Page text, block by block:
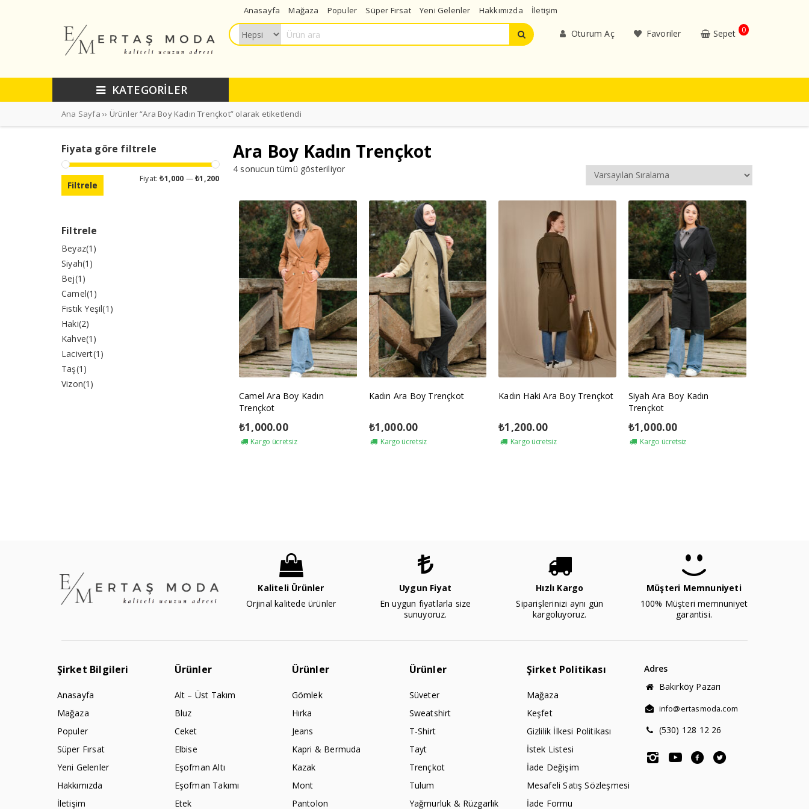
Anasayfa Mağaza Populer Süper Fırsat Yeni Gelenler Hakkımızda İletişim
Oturum Aç Favoriler Sepet 0
KATEGORİLER
Ana Sayfa ›› Ürünler “Ara Boy Kadın Trençkot” olarak etiketlendi
Fiyata göre filtrele
En
En
Filtrele
Fiyat:₺1,000 —₺1,200
Filtrele
Beyaz(1)
Siyah(1)
Bej(1)
Camel(1)
Fıstık Yeşil(1)
Haki(2)
Kahve(1)
Lacivert(1)
Taş(1)
Vizon(1)
Ara Boy Kadın Trençkot
4 sonucun tümü gösteriliyor
Camel Ara Boy Kadın
Trençkot
₺1,000.00
Kargo ücretsiz
Kadın Ara Boy Trençkot
₺1,000.00
Kargo ücretsiz
Kadın Haki Ara Boy Trençkot
₺1,200.00
Kargo ücretsiz
Siyah Ara Boy Kadın
Trençkot
₺1,000.00
Kargo ücretsiz
Kaliteli Ürünler
Orjinal kalitede ürünler
Uygun Fiyat
En uygun fiyatlarla size
sunuyoruz.
Hızlı Kargo
Siparişlerinizi aynı gün
kargoluyoruz.
Müşteri Memnuniyeti
100% Müşteri memnuniyet
garantisi.
Şirket Bilgileri
Anasayfa
Mağaza
Populer
Süper Fırsat
Yeni Gelenler
Hakkımızda
İletişim
Ürünler
Alt – Üst Takım
Bluz
Ceket
Elbise
Eşofman Altı
Eşofman Takımı
Etek
Ürünler
Gömlek
Hırka
Jeans
Kapri & Bermuda
Kazak
Mont
Pantolon
Ürünler
Süveter
Sweatshirt
T-Shirt
Tayt
Trençkot
Tulum
Yağmurluk & Rüzgarlık
Şirket Politikası
Mağaza
Keşfet
Gizlilik İlkesi Politikası
İstek Listesi
İade Değişim
Mesafeli Satış Sözleşmesi
İade Formu
Adres
Bakırköy Pazarı
info@ertasmoda.com
(530) 128 12 26